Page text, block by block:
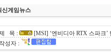
신게임뉴스
목 :
[MSI] ‘엔비디아 RTX 스파크’
작성자 :